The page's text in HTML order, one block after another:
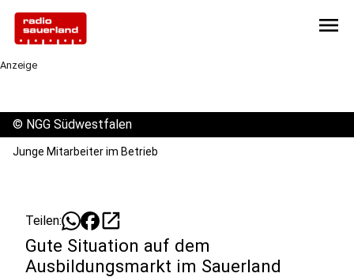
menu
Anzeige
© NGG Südwestfalen
Junge Mitarbeiter im Betrieb
Teilen: open_in_new
Gute Situation auf dem
Ausbildungsmarkt im Sauerland